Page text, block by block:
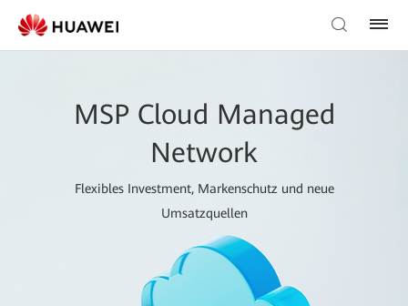
MSP Cloud Managed
Network
Flexibles Investment, Markenschutz und neue
Umsatzquellen